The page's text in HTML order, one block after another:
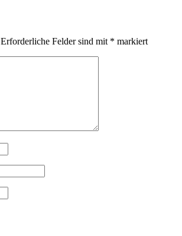
Erforderliche Felder sind mit * markiert